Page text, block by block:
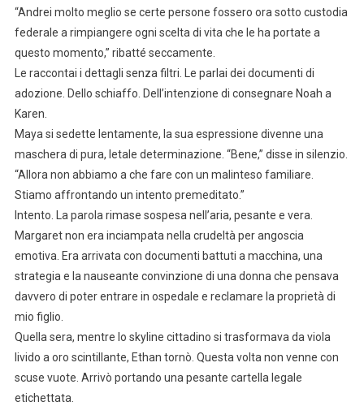
“Andrei molto meglio se certe persone fossero ora sotto custodia
federale a rimpiangere ogni scelta di vita che le ha portate a
questo momento,” ribatté seccamente.
Le raccontai i dettagli senza filtri. Le parlai dei documenti di
adozione. Dello schiaffo. Dell’intenzione di consegnare Noah a
Karen.
Maya si sedette lentamente, la sua espressione divenne una
maschera di pura, letale determinazione. “Bene,” disse in silenzio.
“Allora non abbiamo a che fare con un malinteso familiare.
Stiamo affrontando un intento premeditato.”
Intento. La parola rimase sospesa nell’aria, pesante e vera.
Margaret non era inciampata nella crudeltà per angoscia
emotiva. Era arrivata con documenti battuti a macchina, una
strategia e la nauseante convinzione di una donna che pensava
davvero di poter entrare in ospedale e reclamare la proprietà di
mio figlio.
Quella sera, mentre lo skyline cittadino si trasformava da viola
livido a oro scintillante, Ethan tornò. Questa volta non venne con
scuse vuote. Arrivò portando una pesante cartella legale
etichettata.